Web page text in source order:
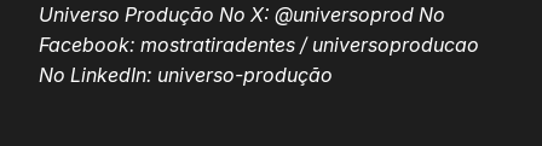
Universo Produção No X: @universoprod No
Facebook: mostratiradentes / universoproducao
No LinkedIn: universo-produção